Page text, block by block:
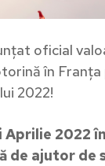
oficial
în
2022!
Aprilie 2022
de ajutor de